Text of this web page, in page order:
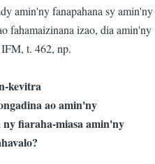
amin'ny fanapahana sy amin'ny
fahamaizinana izao, dia amin'ny
t. 462, np.
kevitra
ao amin'ny
fiaraha-miasa amin'ny